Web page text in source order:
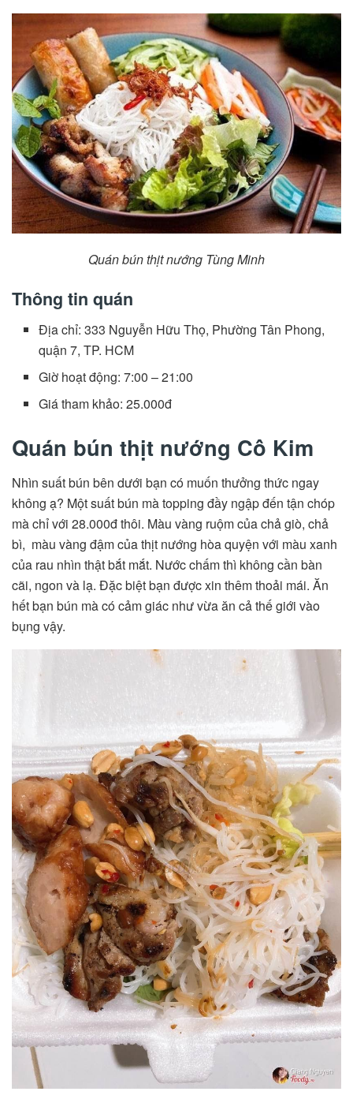
Quán bún thịt nướng Tùng Minh
Thông tin quán
Địa chỉ: 333 Nguyễn Hữu Thọ, Phường Tân Phong,
quận 7, TP. HCM
Giờ hoạt động: 7:00 – 21:00
Giá tham khảo: 25.000đ
Quán bún thịt nướng Cô Kim
Nhìn suất bún bên dưới bạn có muốn thưởng thức ngay
không ạ? Một suất bún mà topping đầy ngập đến tận chóp
mà chỉ với 28.000đ thôi. Màu vàng ruộm của chả giò, chả
bì, màu vàng đậm của thịt nướng hòa quyện với màu xanh
của rau nhìn thật bắt mắt. Nước chấm thì không cần bàn
cãi, ngon và lạ. Đặc biệt bạn được xin thêm thoải mái. Ăn
hết bạn bún mà có cảm giác như vừa ăn cả thế giới vào
bụng vậy.